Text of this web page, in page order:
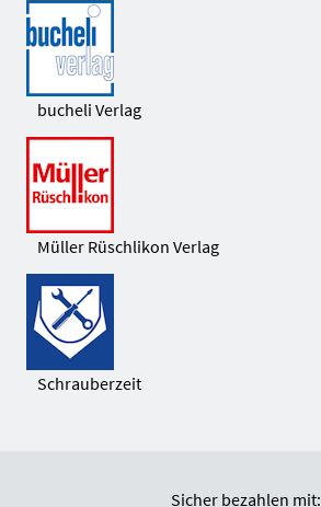
bucheli Verlag
Müller Rüschlikon Verlag
Schrauberzeit
Sicher bezahlen mit: